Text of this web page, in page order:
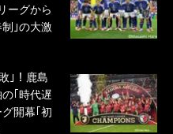
ーグから
制｣の大激
｣！鹿島
｢時代遅
開幕｢初